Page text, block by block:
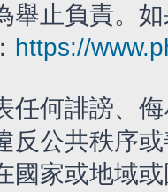
舉止負責。
https://
任何誹謗、
反公共秩序
國家或地域